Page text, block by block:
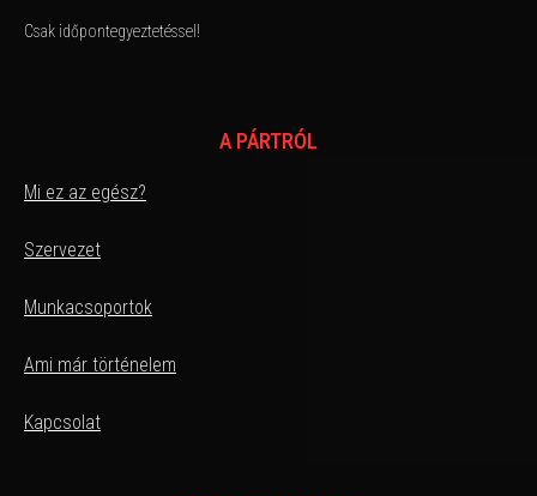
Csak időpontegyeztetéssel!
A PÁRTRÓL
Mi ez az egész?
Szervezet
Munkacsoportok
Ami már történelem
Kapcsolat